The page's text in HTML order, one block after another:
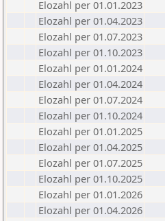
Elozahl per 01.01.2023
Elozahl per 01.04.2023
Elozahl per 01.07.2023
Elozahl per 01.10.2023
Elozahl per 01.01.2024
Elozahl per 01.04.2024
Elozahl per 01.07.2024
Elozahl per 01.10.2024
Elozahl per 01.01.2025
Elozahl per 01.04.2025
Elozahl per 01.07.2025
Elozahl per 01.10.2025
Elozahl per 01.01.2026
Elozahl per 01.04.2026